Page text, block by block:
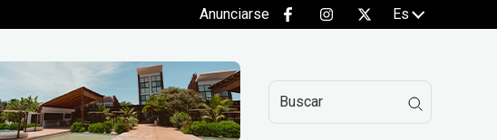
Anunciarse Es